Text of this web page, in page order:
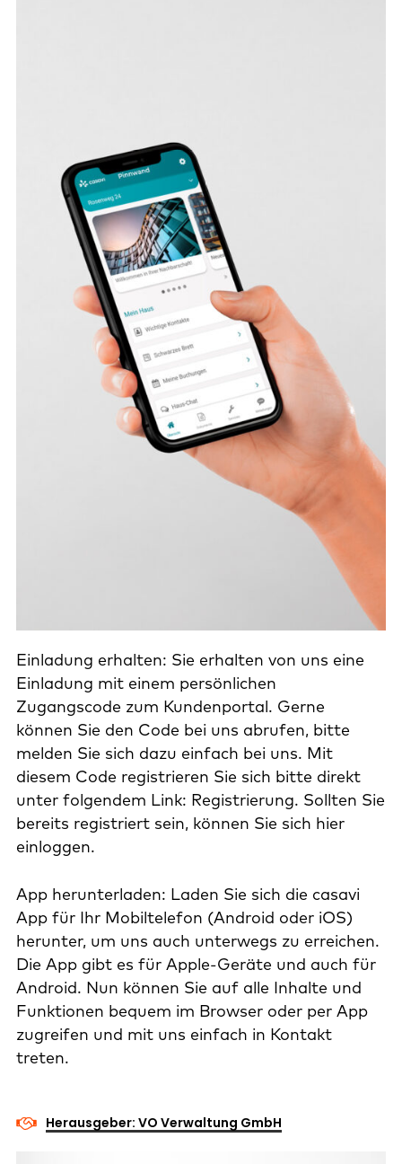
Einladung erhalten: Sie erhalten von uns eine
Einladung mit einem persönlichen
Zugangscode zum Kundenportal. Gerne
können Sie den Code bei uns abrufen, bitte
melden Sie sich dazu einfach bei uns. Mit
diesem Code registrieren Sie sich bitte direkt
unter folgendem Link: Registrierung. Sollten Sie
bereits registriert sein, können Sie sich hier
einloggen.
App herunterladen: Laden Sie sich die casavi
App für Ihr Mobiltelefon (Android oder iOS)
herunter, um uns auch unterwegs zu erreichen.
Die App gibt es für Apple-Geräte und auch für
Android. Nun können Sie auf alle Inhalte und
Funktionen bequem im Browser oder per App
zugreifen und mit uns einfach in Kontakt
treten.
Herausgeber: VO Verwaltung GmbH